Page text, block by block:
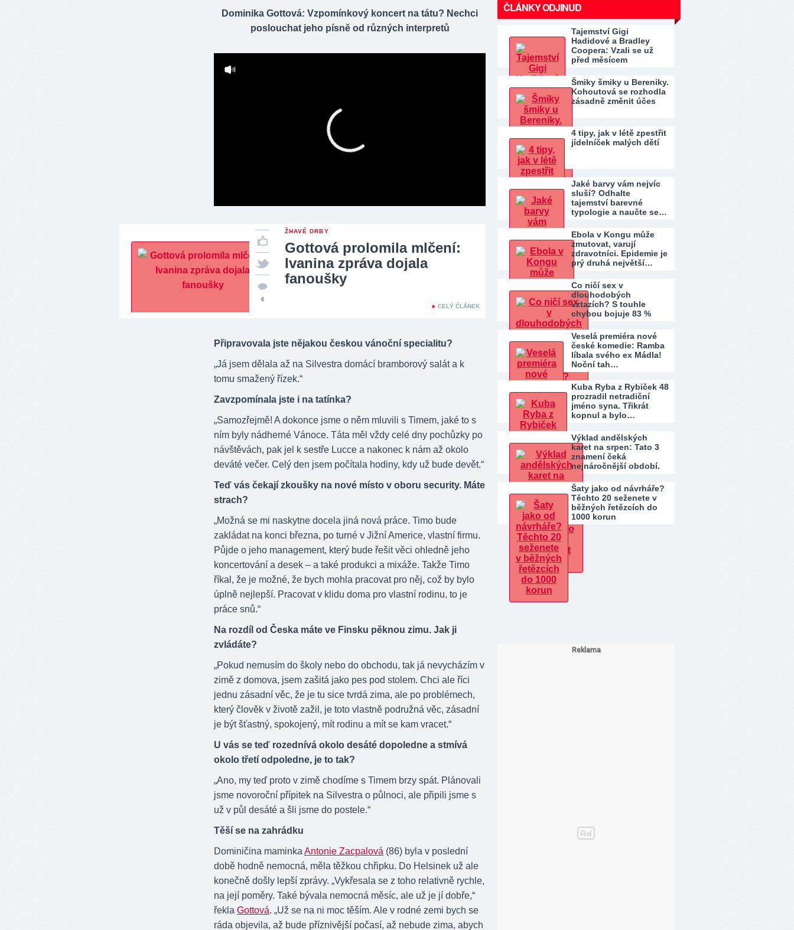
Dominika Gottová: Vzpomínkový koncert na tátu? Nechci
poslouchat jeho písně od různých interpretů
ŽHAVÉ DRBY
Gottová prolomila mlčení:
Ivanina zpráva dojala
fanoušky
CELÝ ČLÁNEK
6
Připravovala jste nějakou českou vánoční specialitu?
„Já jsem dělala až na Silvestra domácí bramborový salát a k
tomu smažený řízek.“
Zavzpomínala jste i na tatínka?
„Samozřejmě! A dokonce jsme o něm mluvili s Timem, jaké to s
ním byly nádherné Vánoce. Táta měl vždy celé dny pochůzky po
návštěvách, pak jel k sestře Lucce a nakonec k nám až okolo
deváté večer. Celý den jsem počítala hodiny, kdy už bude devět.“
Teď vás čekají zkoušky na nové místo v oboru security. Máte
strach?
„Možná se mi naskytne docela jiná nová práce. Timo bude
zakládat na konci března, po turné v Jižní Americe, vlastní firmu.
Půjde o jeho management, který bude řešit věci ohledně jeho
koncertování a desek – a také produkci a mixáže. Takže Timo
říkal, že je možné, že bych mohla pracovat pro něj, což by bylo
úplně nejlepší. Pracovat v klidu doma pro vlastní rodinu, to je
práce snů.“
Na rozdíl od Česka máte ve Finsku pěknou zimu. Jak ji
zvládáte?
„Pokud nemusím do školy nebo do obchodu, tak já nevycházím v
zimě z domova, jsem zašitá jako pes pod stolem. Chci ale říci
jednu zásadní věc, že je tu sice tvrdá zima, ale po problémech,
který člověk v životě zažil, je toto vlastně podružná věc, zásadní
je být šťastný, spokojený, mít rodinu a mít se kam vracet.“
U vás se teď rozednívá okolo desáté dopoledne a stmívá
okolo třetí odpoledne, je to tak?
„Ano, my teď proto v zimě chodíme s Timem brzy spát. Plánovali
jsme novoroční přípitek na Silvestra o půlnoci, ale připili jsme s
už v půl desáté a šli jsme do postele.“
Těší se na zahrádku
Dominičina maminka Antonie Zacpalová (86) byla v poslední
době hodně nemocná, měla těžkou chřipku. Do Helsinek už ale
konečně došly lepší zprávy. „Vykřesala se z toho relativně rychle,
na její poměry. Také bývala nemocná měsíc, ale už je jí dobře,“
řekla Gottová. „Už se na ni moc těším. Ale v rodné zemi bych se
ráda objevila, až bude příznivější počasí, až nebude zima, abych
ČLÁNKY ODJINUD
Tajemství Gigi
Hadidové a Bradley
Coopera: Vzali se už
před měsícem
Šmiky šmiky u Bereniky.
Kohoutová se rozhodla
zásadně změnit účes
4 tipy, jak v létě zpestřit
jídelníček malých dětí
Jaké barvy vám nejvíc
sluší? Odhalte
tajemství barevné
typologie a naučte se…
Ebola v Kongu může
zmutovat, varují
zdravotníci. Epidemie je
prý druhá největší…
Co ničí sex v
dlouhodobých
vztazích? S touhle
chybou bojuje 83 %
párů. Patříte…
Veselá premiéra nové
české komedie: Ramba
líbala svého ex Mádla!
Noční tah…
Kuba Ryba z Rybiček 48
prozradil netradiční
jméno syna. Třikrát
kopnul a bylo…
Výklad andělských
karet na srpen: Tato 3
znamení čeká
nejnáročnější období.
Šaty jako od návrháře?
Těchto 20 seženete v
běžných řetězcích do
1000 korun